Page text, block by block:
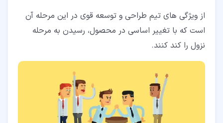
از ویژگی ­های تیم طراحی و توسعه قوی در این مرحله آن
است که با تغییر اساسی در محصول، رسیدن به مرحله
نزول را کند کنند.